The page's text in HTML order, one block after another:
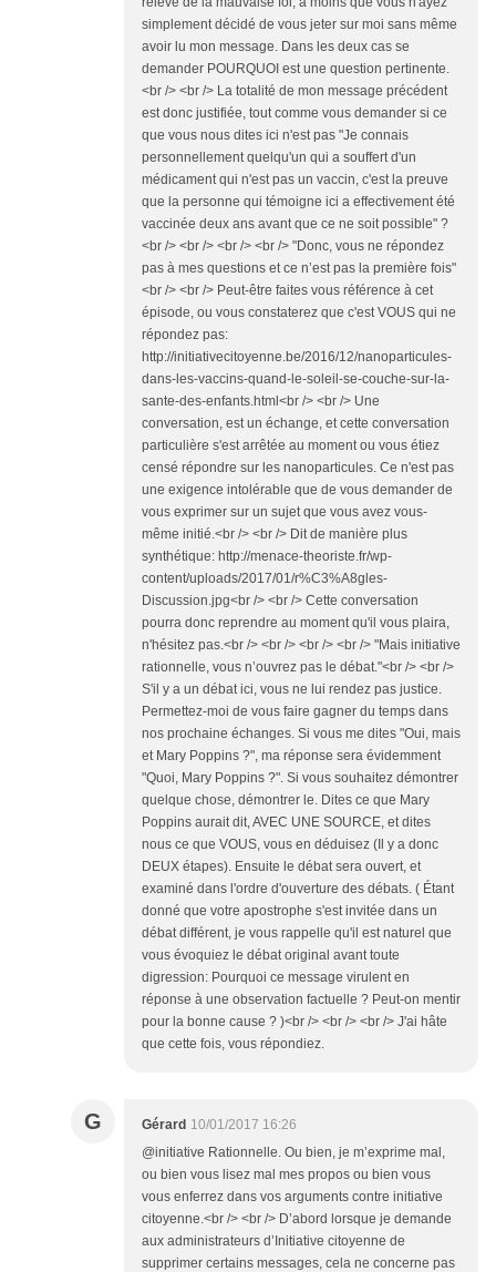
simplement décidé de vous jeter sur moi sans même
avoir lu mon message. Dans les deux cas se
demander POURQUOI est une question pertinente.
<br /> <br /> La totalité de mon message précédent
est donc justifiée, tout comme vous demander si ce
que vous nous dites ici n'est pas "Je connais
personnellement quelqu'un qui a souffert d'un
médicament qui n'est pas un vaccin, c'est la preuve
que la personne qui témoigne ici a effectivement été
vaccinée deux ans avant que ce ne soit possible" ?
<br /> <br /> <br /> <br /> "Donc, vous ne répondez
pas à mes questions et ce n’est pas la première fois"
<br /> <br /> Peut-être faites vous référence à cet
épisode, ou vous constaterez que c'est VOUS qui ne
répondez pas:
http://initiativecitoyenne.be/2016/12/nanoparticules-
dans-les-vaccins-quand-le-soleil-se-couche-sur-la-
sante-des-enfants.html<br /> <br /> Une
conversation, est un échange, et cette conversation
particulière s'est arrêtée au moment ou vous étiez
censé répondre sur les nanoparticules. Ce n'est pas
une exigence intolérable que de vous demander de
vous exprimer sur un sujet que vous avez vous-
même initié.<br /> <br /> Dit de manière plus
synthétique: http://menace-theoriste.fr/wp-
content/uploads/2017/01/r%C3%A8gles-
Discussion.jpg<br /> <br /> Cette conversation
pourra donc reprendre au moment qu'il vous plaira,
n'hésitez pas.<br /> <br /> <br /> <br /> "Mais initiative
rationnelle, vous n’ouvrez pas le débat."<br /> <br />
S'il y a un débat ici, vous ne lui rendez pas justice.
Permettez-moi de vous faire gagner du temps dans
nos prochaine échanges. Si vous me dites "Oui, mais
et Mary Poppins ?", ma réponse sera évidemment
"Quoi, Mary Poppins ?". Si vous souhaitez démontrer
quelque chose, démontrer le. Dites ce que Mary
Poppins aurait dit, AVEC UNE SOURCE, et dites
nous ce que VOUS, vous en déduisez (Il y a donc
DEUX étapes). Ensuite le débat sera ouvert, et
examiné dans l'ordre d'ouverture des débats. ( Étant
donné que votre apostrophe s'est invitée dans un
débat différent, je vous rappelle qu'il est naturel que
vous évoquiez le débat original avant toute
digression: Pourquoi ce message virulent en
réponse à une observation factuelle ? Peut-on mentir
pour la bonne cause ? )<br /> <br /> <br /> J'ai hâte
que cette fois, vous répondiez.
G Gérard 10/01/2017 16:26
@initiative Rationnelle. Ou bien, je m’exprime mal,
ou bien vous lisez mal mes propos ou bien vous
vous enferrez dans vos arguments contre initiative
citoyenne.<br /> <br /> D’abord lorsque je demande
aux administrateurs d’Initiative citoyenne de
supprimer certains messages, cela ne concerne pas